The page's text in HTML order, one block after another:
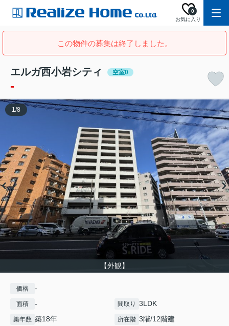
お気に入り
0
この物件の募集は終了しました。
エルガ西小岩シティ 空室0
-
【外観】
1/8
価格 -
面積 - 間取り 3LDK
築年数 築18年 所在階 3階/12階建